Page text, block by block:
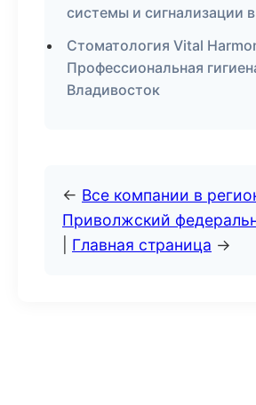
системы и сигнализации
Стоматология Vital
Профессиональная
Владивосток
← Все компании в
Приволжский
Главная страница →